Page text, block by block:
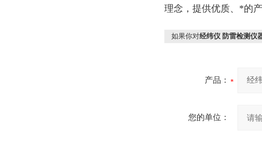
理念，提供优质、*的
如果你对经纬仪 防雷检测仪
产品：
您的单位：